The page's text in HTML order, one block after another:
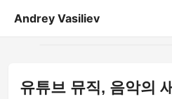
Andrey Vasiliev
andrey-vasiliev
유튜브 뮤직, 음악의